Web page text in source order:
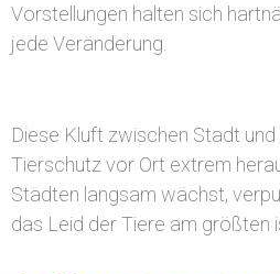
Vorstellungen halten sich
jede Veränderung.
Diese Kluft zwischen Stadt
Tierschutz vor Ort extrem
Städten langsam wächst,
das Leid der Tiere am größten